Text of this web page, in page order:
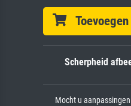
Toevoegen
Scherpheid
Mocht u